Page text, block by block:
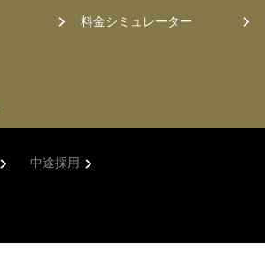
料金シミュレーター
中途採用